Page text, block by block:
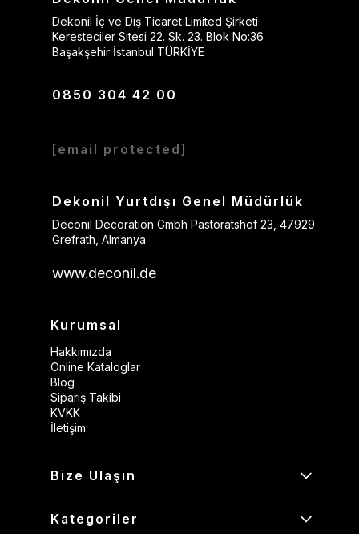
Dekonil İç ve Dış Ticaret Limited Şirketi
Keresteciler Sitesi 22. Sk. 23. Blok No:36
Başakşehir İstanbul TÜRKİYE
0850 304 42 00
[email protected]
Dekonil Yurtdışı Genel Müdürlük
Deconil Decoration Gmbh Pastoratshof 23, 47929
Grefrath, Almanya
www.deconil.de
Kurumsal
Hakkımızda
Online Kataloglar
Blog
Sipariş Takibi
KVKK
İletişim
Bize Ulaşın
Kategoriler